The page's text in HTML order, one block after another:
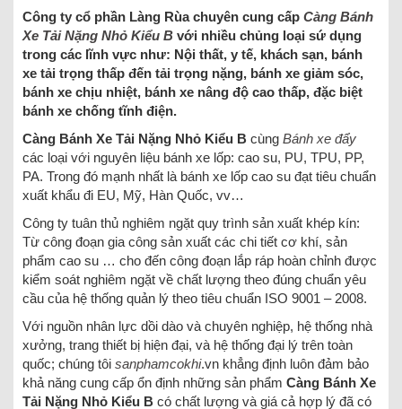
Công ty cổ phần Làng Rùa chuyên cung cấp Càng Bánh
Xe Tải Nặng Nhỏ Kiểu B với nhiều chủng loại sứ dụng
trong các lĩnh vực như: Nội thất, y tế, khách sạn, bánh
xe tải trọng thấp đến tải trọng nặng, bánh xe giảm sóc,
bánh xe chịu nhiệt, bánh xe nâng độ cao thấp, đặc biệt
bánh xe chống tĩnh điện.
Càng Bánh Xe Tải Nặng Nhỏ Kiểu B cùng Bánh xe đẩy
các loại với nguyên liệu bánh xe lốp: cao su, PU, TPU, PP,
PA. Trong đó mạnh nhất là bánh xe lốp cao su đạt tiêu chuẩn
xuất khẩu đi EU, Mỹ, Hàn Quốc, vv…
Công ty tuân thủ nghiêm ngặt quy trình sản xuất khép kín:
Từ công đoạn gia công sản xuất các chi tiết cơ khí, sản
phẩm cao su … cho đến công đoạn lắp ráp hoàn chỉnh được
kiểm soát nghiêm ngặt về chất lượng theo đúng chuẩn yêu
cầu của hệ thống quản lý theo tiêu chuẩn ISO 9001 – 2008.
Với nguồn nhân lực dồi dào và chuyên nghiệp, hệ thống nhà
xưởng, trang thiết bị hiện đại, và hệ thống đại lý trên toàn
quốc; chúng tôi sanphamcokhi.vn khẳng định luôn đảm bảo
khả năng cung cấp ổn định những sản phẩm Càng Bánh Xe
Tải Nặng Nhỏ Kiểu B có chất lượng và giá cả hợp lý đã có